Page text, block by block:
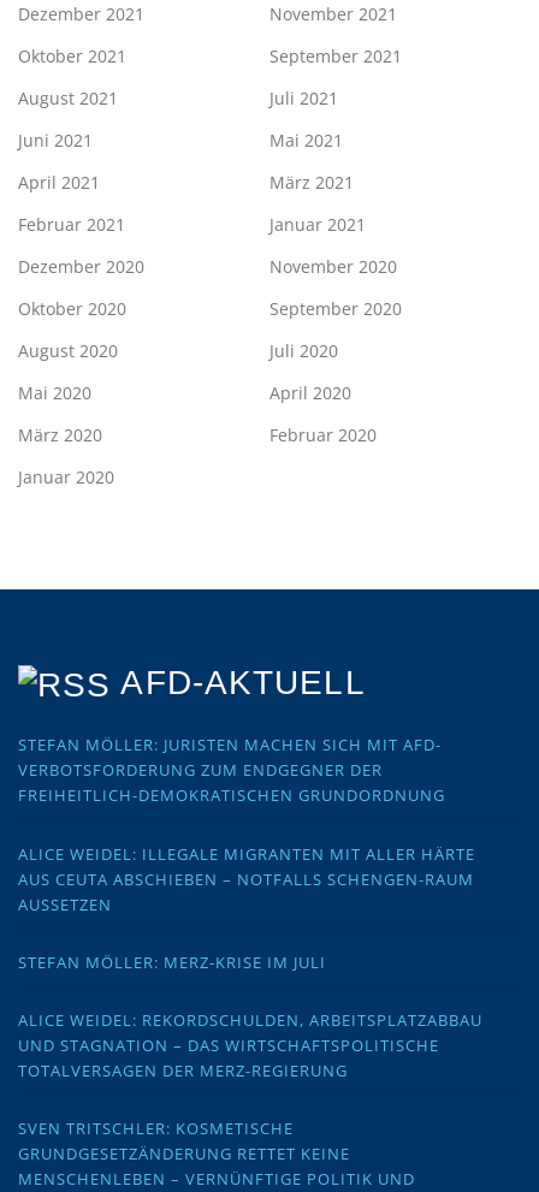
Dezember 2021
November 2021
Oktober 2021
September 2021
August 2021
Juli 2021
Juni 2021
Mai 2021
April 2021
März 2021
Februar 2021
Januar 2021
Dezember 2020
November 2020
Oktober 2020
September 2020
August 2020
Juli 2020
Mai 2020
April 2020
März 2020
Februar 2020
Januar 2020
AFD-AKTUELL
STEFAN MÖLLER: JURISTEN MACHEN SICH MIT AFD-
VERBOTSFORDERUNG ZUM ENDGEGNER DER
FREIHEITLICH-DEMOKRATISCHEN GRUNDORDNUNG
ALICE WEIDEL: ILLEGALE MIGRANTEN MIT ALLER HÄRTE
AUS CEUTA ABSCHIEBEN – NOTFALLS SCHENGEN-RAUM
AUSSETZEN
STEFAN MÖLLER: MERZ-KRISE IM JULI
ALICE WEIDEL: REKORDSCHULDEN, ARBEITSPLATZABBAU
UND STAGNATION – DAS WIRTSCHAFTSPOLITISCHE
TOTALVERSAGEN DER MERZ-REGIERUNG
SVEN TRITSCHLER: KOSMETISCHE
GRUNDGESETZÄNDERUNG RETTET KEINE
MENSCHENLEBEN – VERNÜNFTIGE POLITIK UND